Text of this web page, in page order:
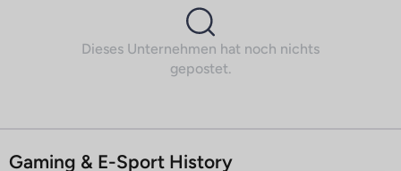
Dieses Unternehmen hat noch nichts
gepostet.
Gaming & E-Sport History